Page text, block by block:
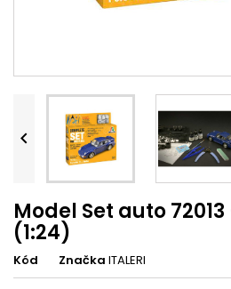

Model Set auto 72013
(1:24)
Kód Značka ITALERI